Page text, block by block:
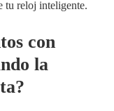
tu reloj inteligente.
con
la